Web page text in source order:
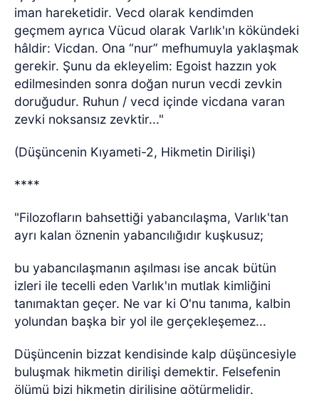
iman hareketidir. Vecd olarak kendimden
geçmem ayrıca Vücud olarak Varlık'ın kökündeki
hâldir: Vicdan. Ona “nur” mefhumuyla yaklaşmak
gerekir. Şunu da ekleyelim: Egoist hazzın yok
edilmesinden sonra doğan nurun vecdi zevkin
doruğudur. Ruhun / vecd içinde vicdana varan
zevki noksansız zevktir..."
(Düşüncenin Kıyameti-2, Hikmetin Dirilişi)
****
"Filozofların bahsettiği yabancılaşma, Varlık'tan
ayrı kalan öznenin yabancılığıdır kuşkusuz;
bu yabancılaşmanın aşılması ise ancak bütün
izleri ile tecelli eden Varlık'ın mutlak kimliğini
tanımaktan geçer. Ne var ki O'nu tanıma, kalbin
yolundan başka bir yol ile gerçekleşemez...
Düşüncenin bizzat kendisinde kalp düşüncesiyle
buluşmak hikmetin dirilişi demektir. Felsefenin
ölümü bizi hikmetin dirilişine götürmelidir.